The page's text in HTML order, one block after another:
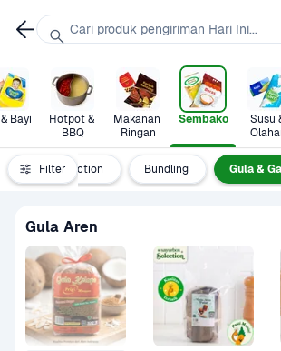
Bayi
Hotpot &
BBQ
Makanan
Ringan
Sembako
Susu
Filter
Sayurbox Selection Bundling Gula &
Gula Aren
Cari produk pengiriman Hari Ini...